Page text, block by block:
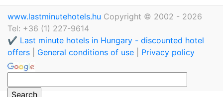
www.lastminutehotels.hu Copyright © 2002 - 2026
Tel: +36 (1) 227-9614
✔️ Last minute hotels in Hungary - discounted hotel
offers
General conditions of use Privacy policy